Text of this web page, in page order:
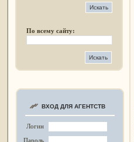
По всему сайту:
ВХОД ДЛЯ АГЕНТСТВ
Логин
Пароль